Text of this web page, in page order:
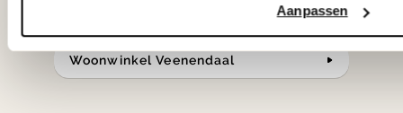
Aanpassen
Woonwinkel Veenendaal